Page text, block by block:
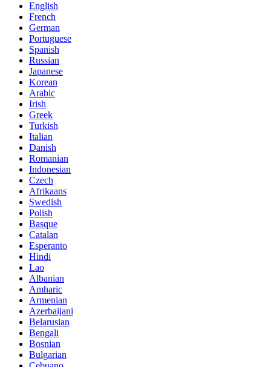
English
French
German
Portuguese
Spanish
Russian
Japanese
Korean
Arabic
Irish
Greek
Turkish
Italian
Danish
Romanian
Indonesian
Czech
Afrikaans
Swedish
Polish
Basque
Catalan
Esperanto
Hindi
Lao
Albanian
Amharic
Armenian
Azerbaijani
Belarusian
Bengali
Bosnian
Bulgarian